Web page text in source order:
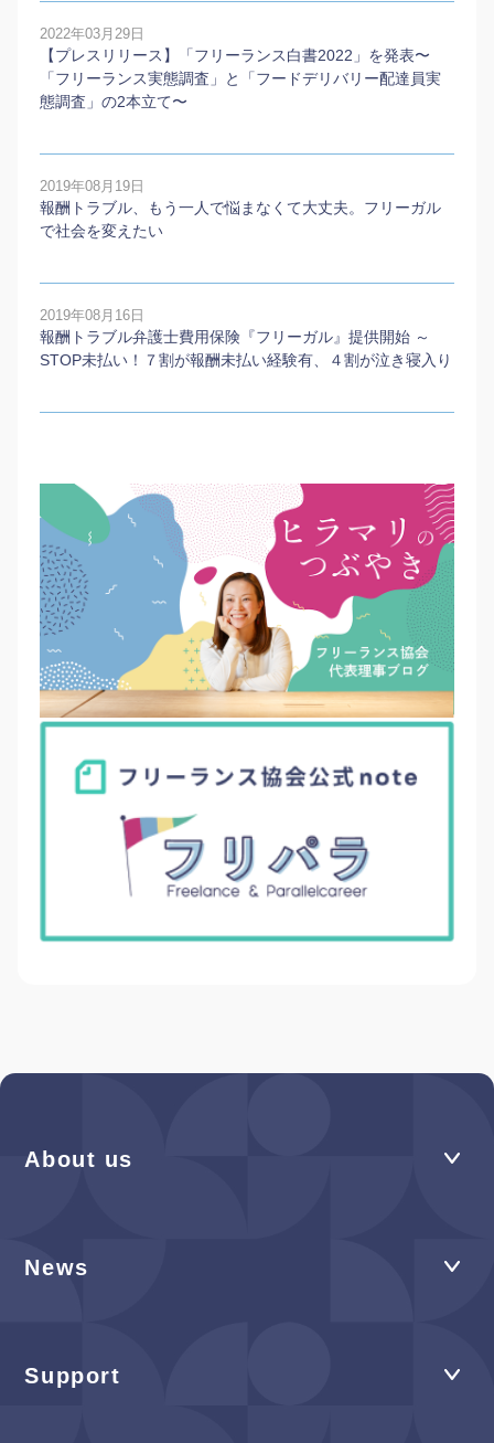
2022年03月29日
【プレスリリース】「フリーランス白書2022」を発表〜
「フリーランス実態調査」と「フードデリバリー配達員実
態調査」の2本⽴て〜
2019年08月19日
報酬トラブル、もう一人で悩まなくて大丈夫。フリーガル
で社会を変えたい
2019年08月16日
報酬トラブル弁護士費用保険『フリーガル』提供開始 ～
STOP未払い！７割が報酬未払い経験有、４割が泣き寝入り
About us
News
Support